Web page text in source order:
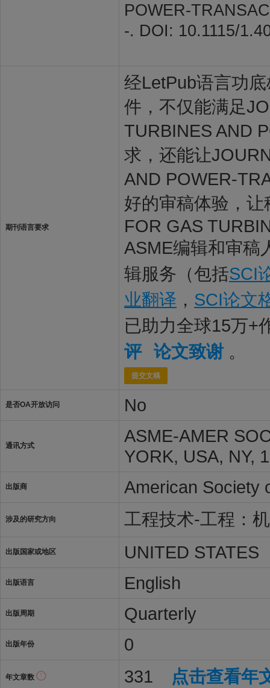
POWER-
-. DOI: 10.1115/
期刊语言要求
经LetPub语言功
件，不仅能满足
TURBINES AND
求，还能让
AND POWER-
好的审稿体验，
FOR GAS
ASME编辑和审稿
辑服务（包括SCI
业翻译 ， SCI论文
已助力全球15万+
评
论文致谢 。
提交文稿
是否OA开放访问 No
通讯方式
ASME-AMER
YORK, USA, NY,
出版商 American Society
涉及的研究方向 工程技术-工程：
出版国家或地区 UNITED STATES
出版语言 English
出版周期 Quarterly
出版年份 0
年文章数 331 点击查看年